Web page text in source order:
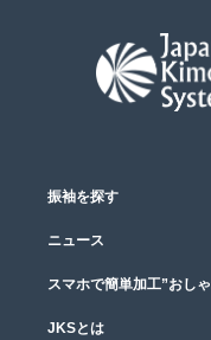
振袖を探す
ニュース
スマホで簡単加工”おし
JKSとは